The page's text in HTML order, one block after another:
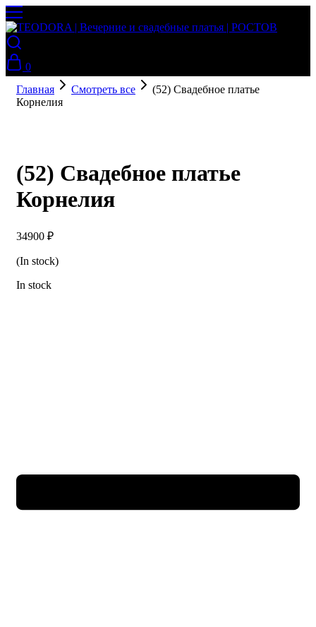
0
Главная
Смотреть все
(52) Свадебное платье
Корнелия
(52) Свадебное платье
Корнелия
34900 ₽
(In stock)
In stock